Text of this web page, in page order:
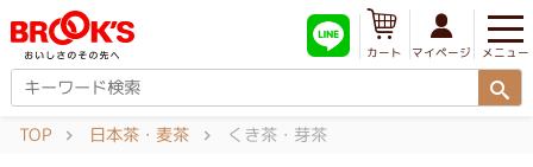
メニュー
マイページ
カート
TOP 日本茶・麦茶 くき茶・芽茶